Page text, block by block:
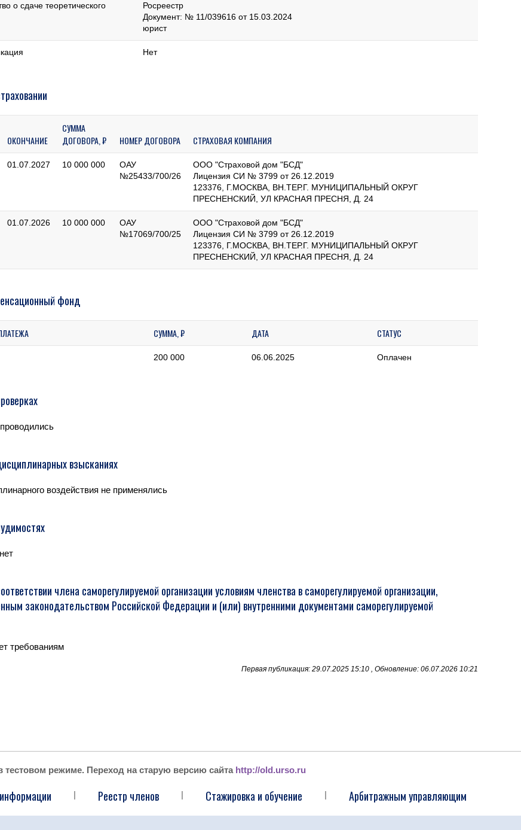
о сдаче теоретического
Росреестр
Документ: № 11/039616 от 15.03.2024
юрист
Нет
ОКОНЧАНИЕ
СУММА
ДОГОВОРА, ₽
НОМЕР ДОГОВОРА СТРАХОВАЯ КОМПАНИЯ
01.07.2027 10 000 000
ОАУ
№25433/700/26
ООО "Страховой дом "БСД"
Лицензия СИ № 3799 от 26.12.2019
123376, Г.МОСКВА, ВН.ТЕР.Г. МУНИЦИПАЛЬНЫЙ ОКРУГ
ПРЕСНЕНСКИЙ, УЛ КРАСНАЯ ПРЕСНЯ, Д. 24
01.07.2026 10 000 000
ОАУ
№17069/700/25
ООО "Страховой дом "БСД"
Лицензия СИ № 3799 от 26.12.2019
123376, Г.МОСКВА, ВН.ТЕР.Г. МУНИЦИПАЛЬНЫЙ ОКРУГ
ПРЕСНЕНСКИЙ, УЛ КРАСНАЯ ПРЕСНЯ, Д. 24
фонд
СУММА, ₽ ДАТА СТАТУС
200 000 06.06.2025 Оплачен
взысканиях
воздействия не применялись
члена саморегулируемой организации условиям членства в саморегулируемой организации,
законодательством Российской Федерации и (или) внутренними документами саморегулируемой
требованиям
Первая публикация: 29.07.2025 15:10 , Обновление: 06.07.2026 10:21
тестовом режиме. Переход на старую версию сайта http://old.urso.ru
| Реестр членов | Стажировка и обучение | Арбитражным управляющим